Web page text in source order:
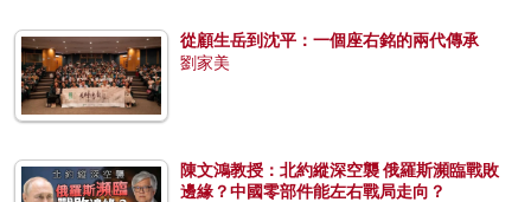
從顧生岳到沈平：一個座右銘的兩代傳承
劉家美
陳文鴻教授：北約縱深空襲 俄羅斯瀕臨戰敗
邊緣？中國零部件能左右戰局走向？